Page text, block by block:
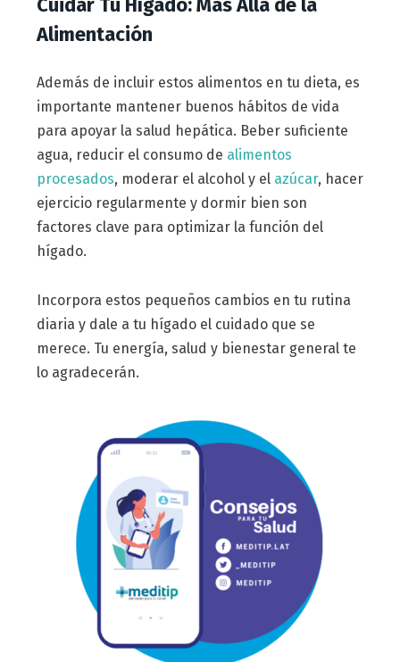
Cuidar Tu Hígado: Más Allá de la
Alimentación
Además de incluir estos alimentos en tu dieta, es
importante mantener buenos hábitos de vida
para apoyar la salud hepática. Beber suficiente
agua, reducir el consumo de alimentos
procesados, moderar el alcohol y el azúcar, hacer
ejercicio regularmente y dormir bien son
factores clave para optimizar la función del
hígado.
Incorpora estos pequeños cambios en tu rutina
diaria y dale a tu hígado el cuidado que se
merece. Tu energía, salud y bienestar general te
lo agradecerán.